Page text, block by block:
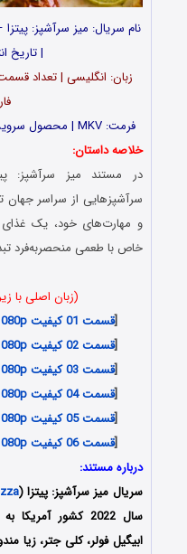
نام سریال: میز سرآشپز:
| تاریخ
فرمت: MKV | محصول سرویس نتفلیکس NETFLIX | امتیاز: 7.2
خلاصه داستان:
سرآشپزهایی از سراسر جهان
و مهارت‌های خود، یک غذای
خاص با طعمی منحصربه‌فرد
(زبان اصلی با
[قسمت 01 کیفیت 1080p
[قسمت 02 کیفیت 1080p
[قسمت 03 کیفیت 1080p
[قسمت 04 کیفیت 1080p
[قسمت 05 کیفیت 1080p
[قسمت 06 کیفیت 1080p
درباره مستند:
سریال میز سرآشپز: پیتزا (
سال 2022 کشور